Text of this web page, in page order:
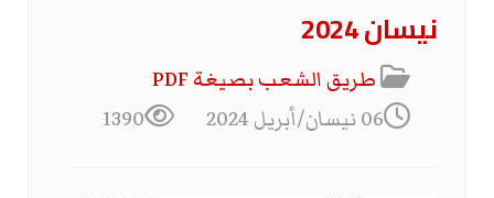
نيسان 2024
طريق الشعب بصيغة PDF
06 نيسان/أبريل 2024
1390